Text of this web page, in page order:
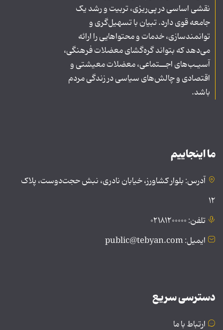
نقشی اساسی در پی‌ریزی، تربیت و رشد یک
جامعه قوی دارد. تبیان با تسهیل‌گری و
توانمندسازی، خدمات و محتواهایی را ارائه
می‌دهد که بتواند گره‌گشای معضلات فرهنگی،
آسیـب‌های اجــتماعی، معضلات معیشتی و
اقتصادی و چالش‌های سیاسی در زندگی مردم
باشد.
ما اینجاییم
آدرس: بلوار کشاورز، خیابان نادری، نبش حجت‌دوست، پلاک
۱۲
تلفن: ۰۲۱۸۱۲۰۰۰۰۰
ایمیل: public@tebyan.com
دسترسی سریع
ارتباط با ما